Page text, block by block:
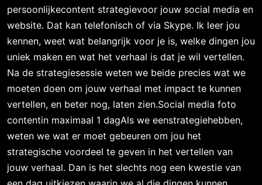
persoonlijkecontent strategievoor jouw social media en
website. Dat kan telefonisch of via Skype. Ik leer jou
kennen, weet wat belangrijk voor je is, welke dingen jou
uniek maken en wat het verhaal is dat je wil vertellen.
Na de strategiesessie weten we beide precies wat we
moeten doen om jouw verhaal met impact te kunnen
vertellen, en beter nog, laten zien.Social media foto
contentin maximaal 1 dagAls we eenstrategiehebben,
weten we wat er moet gebeuren om jou het
strategische voordeel te geven in het vertellen van
jouw verhaal. Dan is het slechts nog een kwestie van